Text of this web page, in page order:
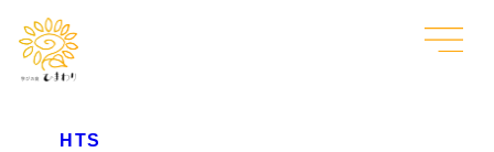
HTS